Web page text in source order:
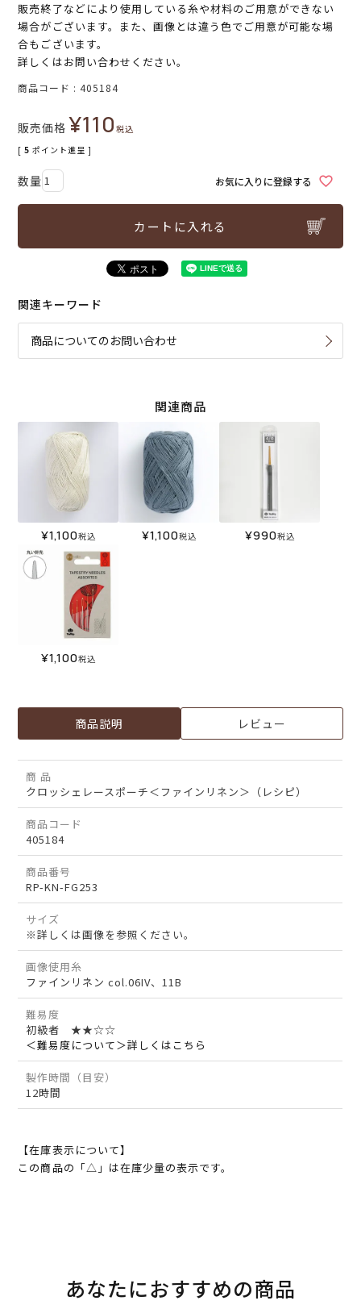
販売終了などにより使用している糸や材料のご用意ができない
場合がございます。また、画像とは違う色でご用意が可能な場
合もございます。
詳しくはお問い合わせください。
商品コード 405184
販売価格 ¥110税込
[ 5 ポイント進呈 ]
お気に入りに登録する
カートに入れる
関連キーワード
商品についてのお問い合わせ
関連商品
¥1,100税込 ¥1,100税込 ¥990税込
¥1,100税込
商品説明 レビュー
商 品
クロッシェレースポーチ＜ファインリネン＞（レシピ）
商品コード
405184
商品番号
RP-KN-FG253
サイズ
※詳しくは画像を参照ください。
画像使用糸
ファインリネン col.06IV、11B
難易度
初級者 ★★☆☆
＜難易度について＞詳しくはこちら
製作時間（目安）
12時間
【在庫表示について】
この商品の「△」は在庫少量の表示です。
あなたにおすすめの商品